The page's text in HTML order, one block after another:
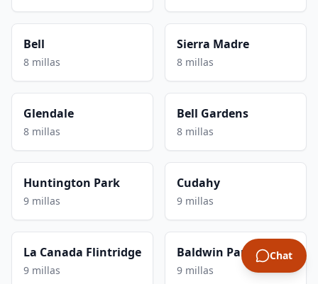
Bell
8 millas
Sierra Madre
8 millas
Glendale
8 millas
Bell Gardens
8 millas
Huntington Park
9 millas
Cudahy
9 millas
La Canada Flintridge
9 millas
Baldwin Park
9 millas
Chat